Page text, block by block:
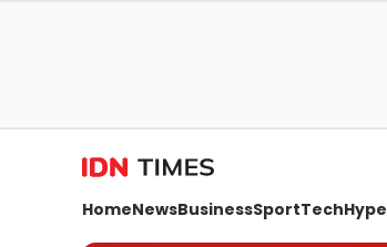
HomeNewsBusinessSportTechHype